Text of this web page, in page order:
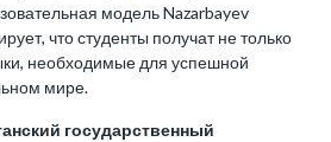
модель Nazarbayev
что студенты получат не только
необходимые для успешной
мире.
государственный